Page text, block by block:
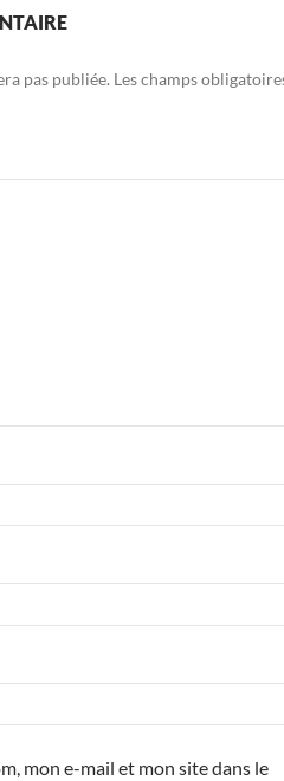
pas publiée. Les champs
mon e-mail et mon site dans le